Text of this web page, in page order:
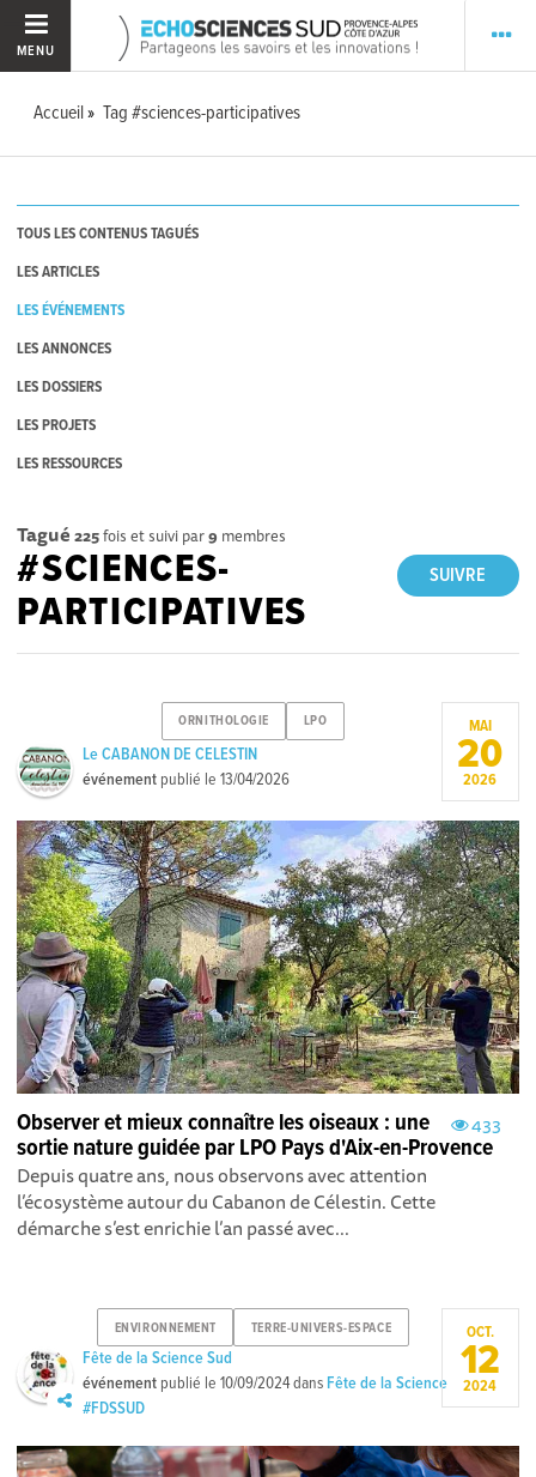
MENU
Accueil Tag #sciences-participatives
TOUS LES CONTENUS TAGUÉS
LES ARTICLES
LES ÉVÉNEMENTS
LES ANNONCES
LES DOSSIERS
LES PROJETS
LES RESSOURCES
Tagué 225fois et suivi par9 membres
SUIVRE
#SCIENCES-
PARTICIPATIVES
ORNITHOLOGIE LPO
Le CABANON DE CELESTIN
événement publié le13/04/2026
MAI
20
2026
433
Observer et mieux connaître les oiseaux : une
sortie nature guidée par LPO Pays d'Aix-en-Provence
Depuis quatre ans, nous observons avec attention
l’écosystème autour du Cabanon de Célestin. Cette
démarche s’est enrichie l’an passé avec...
ENVIRONNEMENT TERRE-UNIVERS-ESPACE
Fête de la Science Sud
événement publié le10/09/2024dans Fête de la Science
#FDSSUD
OCT.
12
2024